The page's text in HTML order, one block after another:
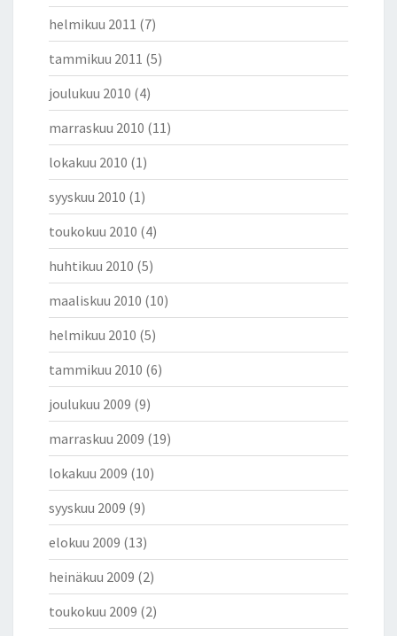
helmikuu 2011 (7)
tammikuu 2011 (5)
joulukuu 2010 (4)
marraskuu 2010 (11)
lokakuu 2010 (1)
syyskuu 2010 (1)
toukokuu 2010 (4)
huhtikuu 2010 (5)
maaliskuu 2010 (10)
helmikuu 2010 (5)
tammikuu 2010 (6)
joulukuu 2009 (9)
marraskuu 2009 (19)
lokakuu 2009 (10)
syyskuu 2009 (9)
elokuu 2009 (13)
heinäkuu 2009 (2)
toukokuu 2009 (2)